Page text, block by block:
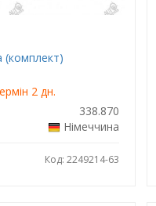
(комплект)
2 дн.
338.870
Німеччина
Код: 2249214-63